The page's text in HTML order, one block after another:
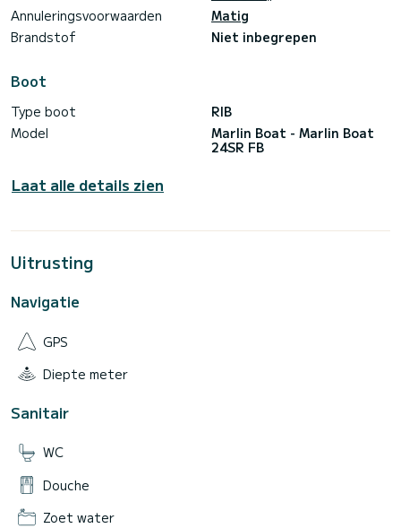
Annuleringsvoorwaarden
Matig
Brandstof
Niet inbegrepen
Boot
Type boot
RIB
Model
Marlin Boat - Marlin Boat
24SR FB
Laat alle details zien
Uitrusting
Navigatie
GPS
Diepte meter
Sanitair
WC
Douche
Zoet water